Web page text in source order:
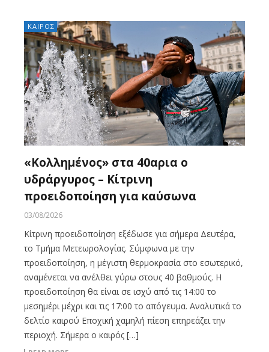
ΚΑΙΡΟΣ
«Κολλημένος» στα 40αρια ο
υδράργυρος – Κίτρινη
προειδοποίηση για καύσωνα
03/08/2026
Κίτρινη προειδοποίηση εξέδωσε για σήμερα Δευτέρα,
το Τμήμα Μετεωρολογίας. Σύμφωνα με την
προειδοποίηση, η μέγιστη θερμοκρασία στο εσωτερικό,
αναμένεται να ανέλθει γύρω στους 40 βαθμούς. Η
προειδοποίηση θα είναι σε ισχύ από τις 14:00 το
μεσημέρι μέχρι και τις 17:00 το απόγευμα. Αναλυτικά το
δελτίο καιρού Εποχική χαμηλή πίεση επηρεάζει την
περιοχή. Σήμερα ο καιρός […]